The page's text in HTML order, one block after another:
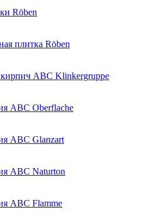
Röben
плитка Röben
ABC Klinkergruppe
ABC Oberflache
ABC Glanzart
ABC Naturton
ABC Flamme